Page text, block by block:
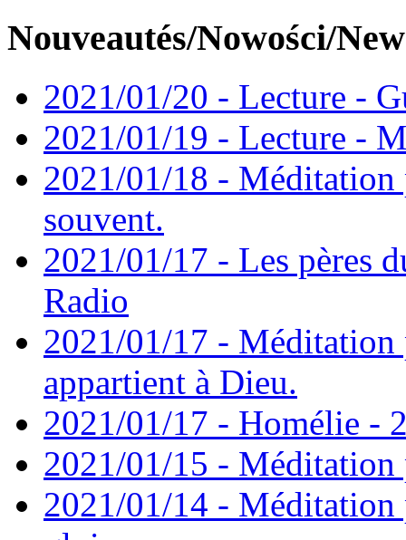
Nouveautés/Nowości/
2021/01/20 - Lecture -
2021/01/19 - Lecture -
2021/01/18 - Méditation
souvent.
2021/01/17 - Les pères
Radio
2021/01/17 - Méditation
appartient à Dieu.
2021/01/17 - Homélie -
2021/01/15 - Méditation
2021/01/14 - Méditation